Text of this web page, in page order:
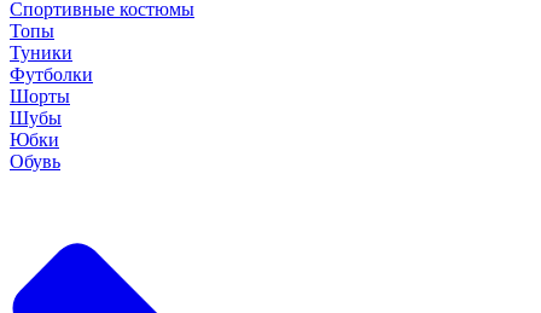
Спортивные костюмы
Топы
Туники
Футболки
Шорты
Шубы
Юбки
Обувь